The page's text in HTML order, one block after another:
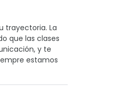
trayectoria. La
que las clases
y te
estamos